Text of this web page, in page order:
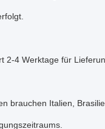
2-4 Werktage für
brauchen Italien,